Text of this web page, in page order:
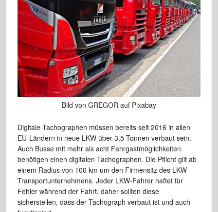
Bild von GREGOR auf Pixabay
Digitale Tachographen müssen bereits seit 2016 in allen
EU-Ländern in neue LKW über 3,5 Tonnen verbaut sein.
Auch Busse mit mehr als acht Fahrgastmöglichkeiten
benötigen einen digitalen Tachographen. Die Pflicht gilt ab
einem Radius von 100 km um den Firmensitz des LKW-
Transportunternehmens. Jeder LKW-Fahrer haftet für
Fehler während der Fahrt, daher sollten diese
sicherstellen, dass der Tachograph verbaut ist und auch